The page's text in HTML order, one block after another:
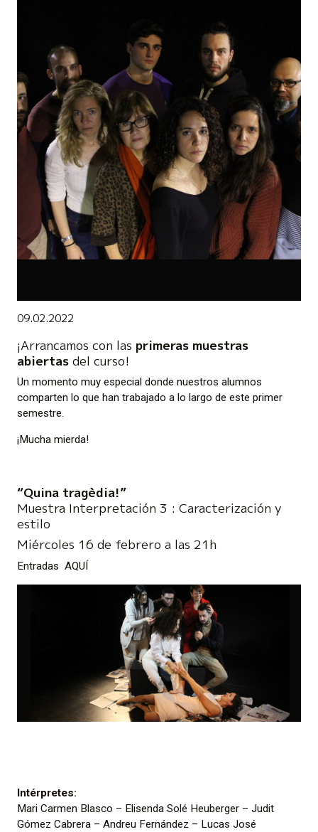
09.02.2022
¡Arrancamos con las primeras muestras
abiertas del curso!
Un momento muy especial donde nuestros alumnos
comparten lo que han trabajado a lo largo de este primer
semestre.
¡Mucha mierda!
“Quina tragèdia!”
Muestra Interpretación 3 : Caracterización y
estilo
Miércoles 16 de febrero a las 21h
EntradasAQUÍ
Intérpretes:
Mari Carmen Blasco – Elisenda Solé Heuberger – Judit
Gómez Cabrera – Andreu Fernández – Lucas José